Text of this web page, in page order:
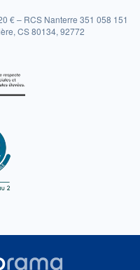
€ – RCS Nanterre 351 058 151
CS 80134, 92772